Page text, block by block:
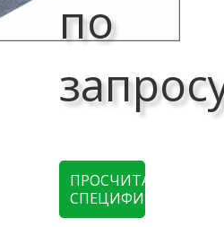
по
ПРОСЧИТАТЬ
СПЕЦИФИКАЦИЮ